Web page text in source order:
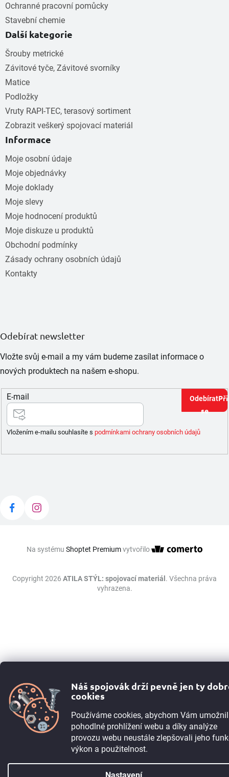
Náš spojovák drží pevně jen ty
cookies
Používáme cookies, abychom Vám
pohodlné prohlížení webu a díky analýze
provozu webu neustále zlepšovali jeho
výkon a použitelnost.
Ochranné pracovní pomůcky
Stavební chemie
Další kategorie
Šrouby metrické
Závitové tyče, Závitové svorníky
Matice
Podložky
Vruty RAPI-TEC, terasový sortiment
Zobrazit veškerý spojovací materiál
Informace
Moje osobní údaje
Moje objednávky
Moje doklady
Moje slevy
Moje hodnocení produktů
Moje diskuze u produktů
Obchodní podmínky
Zásady ochrany osobních údajů
Kontakty
Odebírat newsletter
Vložte svůj e-mail a my vám budeme zasílat informace o
nových produktech na našem e-shopu.
E-mail
Vložením e-mailu souhlasíte s podmínkami ochrany osobních údajů
se
Na systému Shoptet Premiumvytvořilo
Copyright 2026 ATILA STÝL: spojovací materiál . Všechna práva
vyhrazena.